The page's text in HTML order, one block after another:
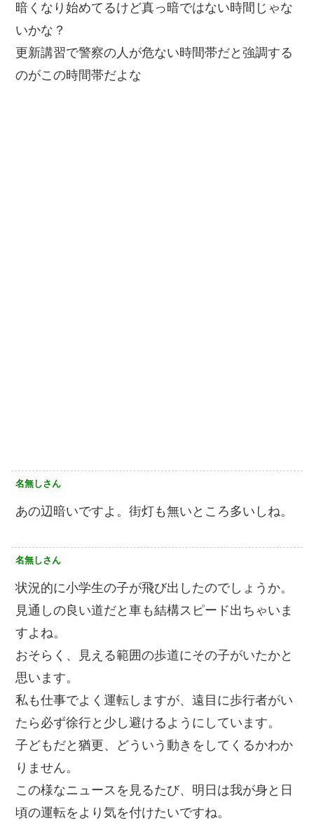
暗くなり始めてるけど真っ暗ではない時間じゃな
いかな？
更新講習で警察の人が危ない時間帯だと強調する
のがこの時間帯だよな
名無しさん
あの辺暗いですよ。街灯も無いところ多いしね。
名無しさん
状況的に小学生の子が飛び出したのでしょうか。
見通しの良い道だと車も結構スピード出ちゃいま
すよね。
おそらく、見える範囲の歩道にその子がいたかと
思います。
私も仕事でよく運転しますが、遠目に歩行者がい
たら必ず徐行と少し避けるようにしています。
子どもだと猶更、どういう動きをしてくるかわか
りません。
この様なニュースを見るたび、明日は我が身と日
頃の運転をより気を付けたいですね。